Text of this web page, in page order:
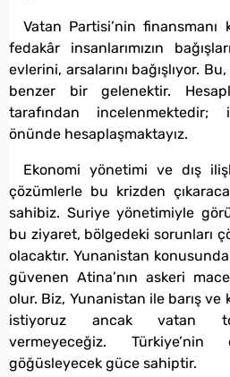
Vatan Partisi’nin
fedakâr insanlarımızın
evlerini, arsalarını bağışlıyor.
benzer bir gelenektir.
tarafından
önünde hesaplaşmaktayız.
Ekonomi yönetimi ve dış
çözümlerle bu krizden
sahibiz. Suriye yönetimiyle
bu ziyaret, bölgedeki sorunları
olacaktır. Yunanistan
güvenen Atina’nın askeri
olur. Biz, Yunanistan ile barış
istiyoruz ancak vatan
vermeyeceğiz. Türkiye’nin
göğüsleyecek güce sahiptir.